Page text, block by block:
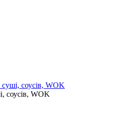
соусів, WOK
соусів, WOK